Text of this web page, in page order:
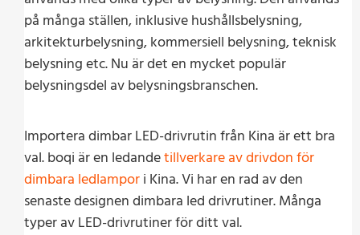
på många ställen, inklusive hushållsbelysning,
arkitekturbelysning, kommersiell belysning, teknisk
belysning etc. Nu är det en mycket populär
belysningsdel av belysningsbranschen.
Importera dimbar LED-drivrutin från Kina är ett bra
val. boqi är en ledandetillverkare av drivdon för
dimbara ledlampor i Kina. Vi har en rad av den
senaste designen dimbara led drivrutiner. Många
typer av LED-drivrutiner för ditt val.